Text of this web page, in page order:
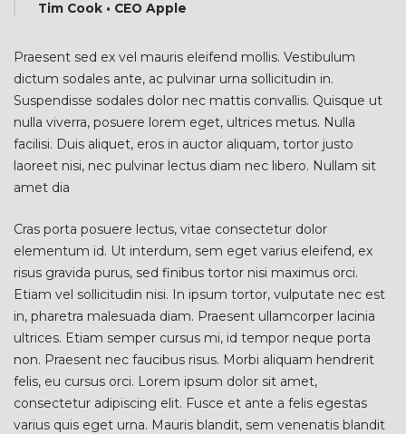
Tim Cook • CEO Apple
Praesent sed ex vel mauris eleifend mollis. Vestibulum
dictum sodales ante, ac pulvinar urna sollicitudin in.
Suspendisse sodales dolor nec mattis convallis. Quisque ut
nulla viverra, posuere lorem eget, ultrices metus. Nulla
facilisi. Duis aliquet, eros in auctor aliquam, tortor justo
laoreet nisi, nec pulvinar lectus diam nec libero. Nullam sit
amet dia
Cras porta posuere lectus, vitae consectetur dolor
elementum id. Ut interdum, sem eget varius eleifend, ex
risus gravida purus, sed finibus tortor nisi maximus orci.
Etiam vel sollicitudin nisi. In ipsum tortor, vulputate nec est
in, pharetra malesuada diam. Praesent ullamcorper lacinia
ultrices. Etiam semper cursus mi, id tempor neque porta
non. Praesent nec faucibus risus. Morbi aliquam hendrerit
felis, eu cursus orci. Lorem ipsum dolor sit amet,
consectetur adipiscing elit. Fusce et ante a felis egestas
varius quis eget urna. Mauris blandit, sem venenatis blandit